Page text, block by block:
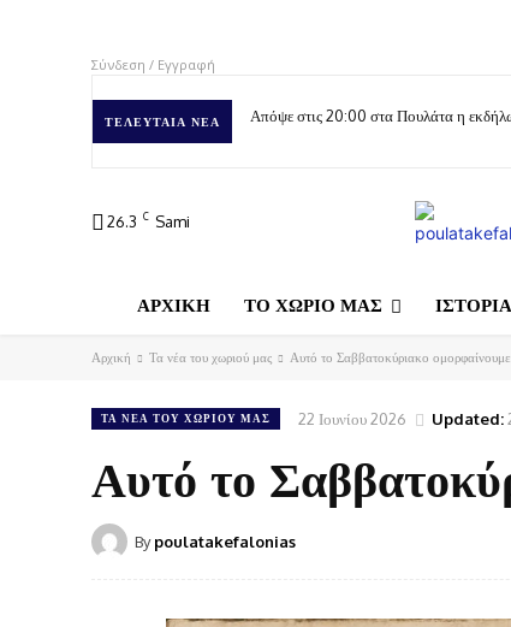
Σύνδεση / Εγγραφή
ΤΕΛΕΥΤΑΊΑ ΝΈΑ Απόψε στις 20:00 στα Πουλάτα η
26.3 C Sami
ΑΡΧΙΚΗ ΤΟ ΧΩΡΙΟ ΜΑΣ
Αρχική Τα νέα του χωριού μας Αυτό το Σαββατοκύριακο
ΤΑ ΝΈΑ ΤΟΥ ΧΩΡΙΟΎ ΜΑΣ 22 Ιουνίου 2026 Updated:
Αυτό το
By poulatakefalonias